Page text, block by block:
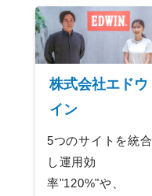
株式会社エドウ
イン
5つのサイトを統合
し運用効
率"120%"や、